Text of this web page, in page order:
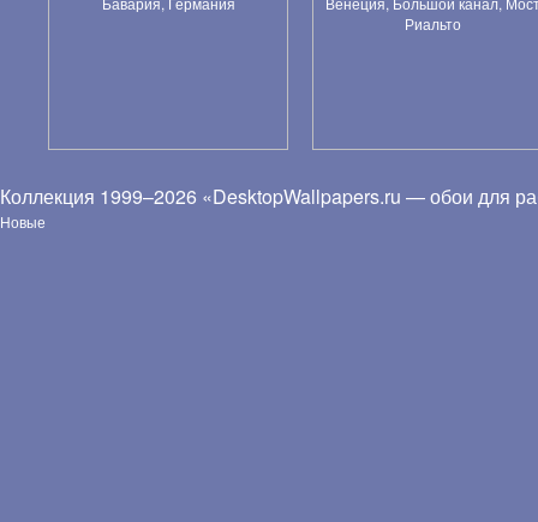
Коллекция 1999–2026 «DesktopWallpapers.ru — обои для